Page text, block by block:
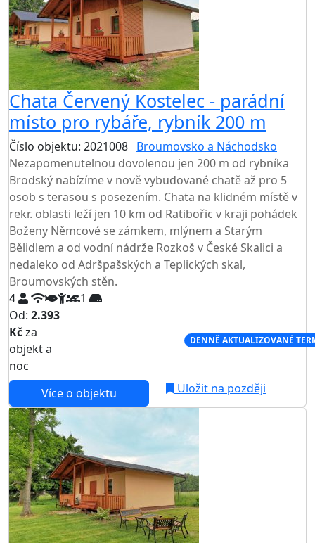
Chata Červený Kostelec - parádní
místo pro rybáře, rybník 200 m
Číslo objektu: 2021008 Broumovsko a Náchodsko
Nezapomenutelnou dovolenou jen 200 m od rybníka
Brodský nabízíme v nově vybudované chatě až pro 5
osob s terasou s posezením. Chata na klidném místě v
rekr. oblasti leží jen 10 km od Ratibořic v kraji pohádek
Boženy Němcové se zámkem, mlýnem a Starým
Bělidlem a od vodní nádrže Rozkoš v České Skalici a
nedaleko od Adršpašských a Teplických skal,
Broumovských stěn.
4
1
Od: 2.393
Kčza
objekt a
noc
DENNĚ AKTUALIZOVANÉ
Více o objektu Uložit na později